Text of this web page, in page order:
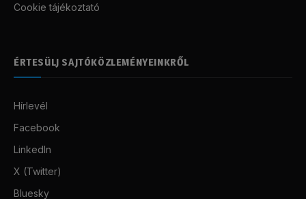
Cookie tájékoztató
ÉRTESÜLJ SAJTÓKÖZLEMÉNYEINKRŐL
Hírlevél
Facebook
LinkedIn
X (Twitter)
Bluesky